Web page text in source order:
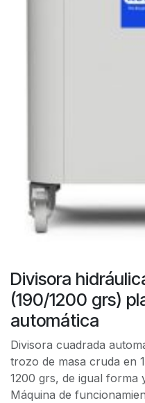
Divisora
(190/1200 grs)
automática
Divisora cuadrada
trozo de masa cruda en
1200 grs, de igual forma
Máquina de